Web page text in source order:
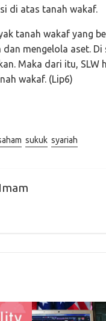
di atas tanah wakaf.
tanah wakaf yang
dan mengelola aset.
Maka dari itu, SLW
wakaf. (Lip6)
sukuk syariah